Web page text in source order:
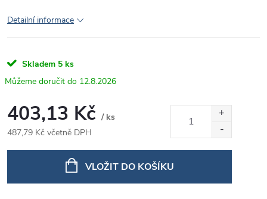
Detailní informace
Skladem 5 ks
12.8.2026
403,13 Kč / ks
487,79 Kč včetně DPH
VLOŽIT DO KOŠÍKU